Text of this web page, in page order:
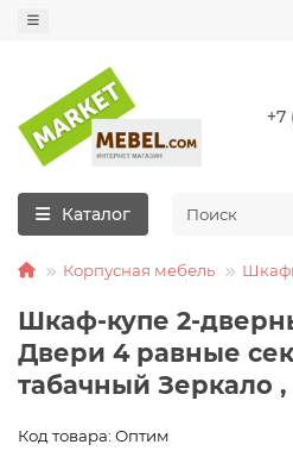
+7
Каталог
Корпусная мебель
Шкаф-купе 2-
Двери 4 равные
табачный Зеркало
Код товара: Оптим